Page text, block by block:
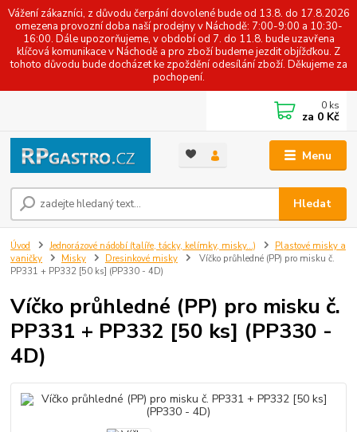
Vážení zákazníci, z důvodu čerpání dovolené bude od 13.8. do 17.8.2026
omezena provozní doba naší prodejny v Náchodě: 7:00-9:00 a 10:30-
16:00. Dále upozorňujeme, v období od 7. do 11.8. bude uzavřena
klíčová komunikace v Náchodě a pro zboží budeme jezdit objížďkou. Z
tohoto důvodu bude docházet ke zpoždění odesílání zboží. Děkujeme za
pochopení.
Menu
Hledat
0 ks
za 0 Kč
Úvod Jednorázové nádobí (talíře, tácky, kelímky, misky...)
Plastové misky a
vaničky
Misky Dresinkové misky
Víčko průhledné (PP) pro misku č.
PP331 + PP332 [50 ks] (PP330 - 4D)
Víčko průhledné (PP) pro misku č.
PP331 + PP332 [50 ks] (PP330 -
4D)